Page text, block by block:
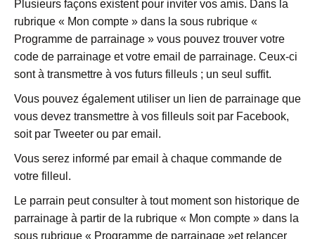
Plusieurs façons existent pour inviter vos amis. Dans la
rubrique « Mon compte » dans la sous rubrique «
Programme de parrainage » vous pouvez trouver votre
code de parrainage et votre email de parrainage. Ceux-ci
sont à transmettre à vos futurs filleuls ; un seul suffit.
Vous pouvez également utiliser un lien de parrainage que
vous devez transmettre à vos filleuls soit par Facebook,
soit par Tweeter ou par email.
Vous serez informé par email à chaque commande de
votre filleul.
Le parrain peut consulter à tout moment son historique de
parrainage à partir de la rubrique « Mon compte » dans la
sous rubrique « Programme de parrainage »et relancer